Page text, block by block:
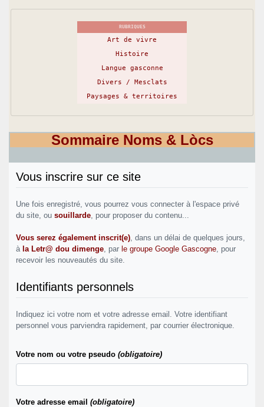
RUBRIQUES
Art de vivre
Histoire
Langue gasconne
Divers / Mesclats
Paysages & territoires
Sommaire Noms & Lòcs
Vous inscrire sur ce site
Une fois enregistré, vous pourrez vous connecter à l'espace privé
du site, ou souillarde , pour proposer du contenu...
Vous serez également inscrit(e) , dans un délai de quelques jours,
à la Letr@ dou dimenge , par le groupe Google Gascogne , pour
recevoir les nouveautés du site.
Identifiants personnels
Indiquez ici votre nom et votre adresse email. Votre identifiant
personnel vous parviendra rapidement, par courrier électronique.
Votre nom ou votre pseudo (obligatoire)
Votre adresse email (obligatoire)